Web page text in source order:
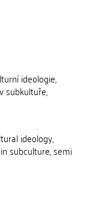
ideologie,
subkultuře,
ideology,
subculture, semi